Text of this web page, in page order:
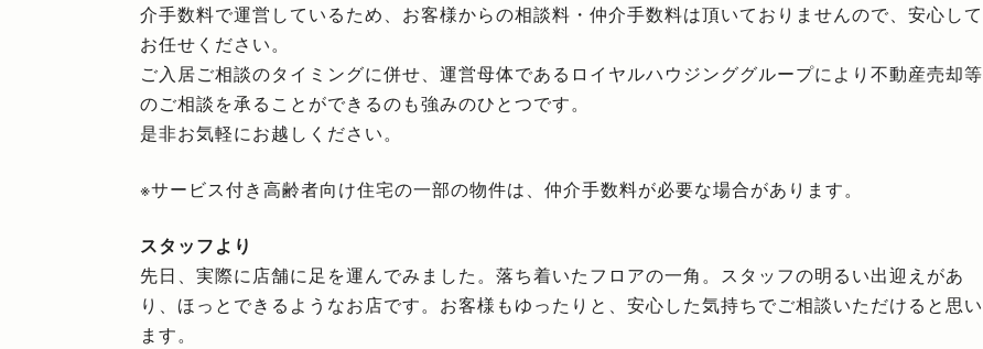
介手数料で運営しているため、お客様からの相談料・仲介手数料は頂いておりませんので、安心して
お任せください。
ご入居ご相談のタイミングに併せ、運営母体であるロイヤルハウジンググループにより不動産売却等
のご相談を承ることができるのも強みのひとつです。
是非お気軽にお越しください。
※サービス付き高齢者向け住宅の一部の物件は、仲介手数料が必要な場合があります。
スタッフより
先日、実際に店舗に足を運んでみました。落ち着いたフロアの一角。スタッフの明るい出迎えがあ
り、ほっとできるようなお店です。お客様もゆったりと、安心した気持ちでご相談いただけると思い
ます。